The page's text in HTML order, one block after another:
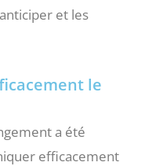
et les
le
a été
efficacement